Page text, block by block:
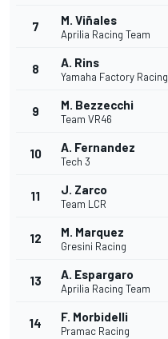
7 M. Viñales
Aprilia Racing Team
8 A. Rins
Yamaha Factory Racing
9 M. Bezzecchi
Team VR46
10 A. Fernandez
Tech 3
11 J. Zarco
Team LCR
12 M. Marquez
Gresini Racing
13 A. Espargaro
Aprilia Racing Team
14 F. Morbidelli
Pramac Racing